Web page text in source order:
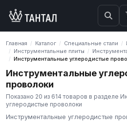
Главная / Каталог / Специальные стали /
/ Инструментальные плиты /
/ Инструментальные углеродистые
Инструментальные
проволоки
Показано 20 из 614 товаров в разделе
углеродистые проволоки
Инструментальные углеродистые